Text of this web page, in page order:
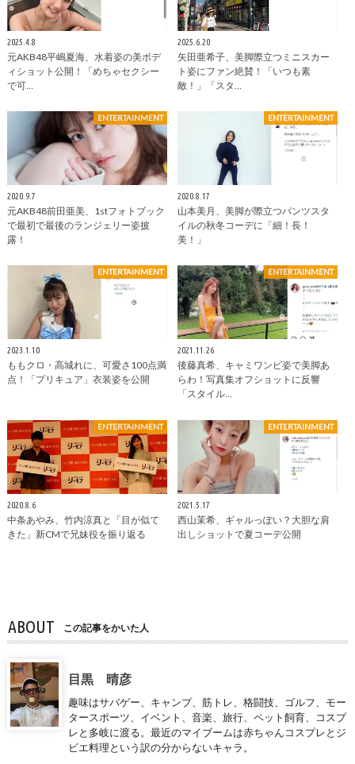
2025.4.8
元AKB48平嶋夏海、水着姿の美ボデ
ィショット公開！「めちゃセクシー
で可…
2025.6.20
矢田亜希子、美脚際立つミニスカー
ト姿にファン絶賛！「いつも素
敵！」「スタ…
ENTERTAINMENT
2020.9.7
元AKB48前田亜美、1stフォトブック
で最初で最後のランジェリー姿披
露！
ENTERTAINMENT
2020.8.17
山本美月、美脚が際立つパンツスタ
イルの秋冬コーデに「細！長！
美！」
ENTERTAINMENT
2023.1.10
ももクロ・高城れに、可愛さ100点満
点！「プリキュア」衣装姿を公開
ENTERTAINMENT
2021.11.26
後藤真希、キャミワンピ姿で美脚あ
らわ！写真集オフショットに反響
「スタイル…
ENTERTAINMENT
2020.8.6
中条あやみ、竹内涼真と「目が似て
きた」新CMで兄妹役を振り返る
ENTERTAINMENT
2021.5.17
西山茉希、ギャルっぽい？大胆な肩
出しショットで夏コーデ公開
ABOUT この記事をかいた人
目黒 晴彦
趣味はサバゲー、キャンプ、筋トレ、格闘技、ゴルフ、モー
タースポーツ、イベント、音楽、旅行、ペット飼育、コスプ
レと多岐に渡る。最近のマイブームは赤ちゃんコスプレとジ
ビエ料理という訳の分からないキャラ。